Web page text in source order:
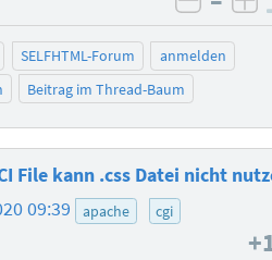
SELFHTML-Forum
anmelden
Beitrag im Thread-Baum
File kann .css Datei nicht
09:39 apache cgi